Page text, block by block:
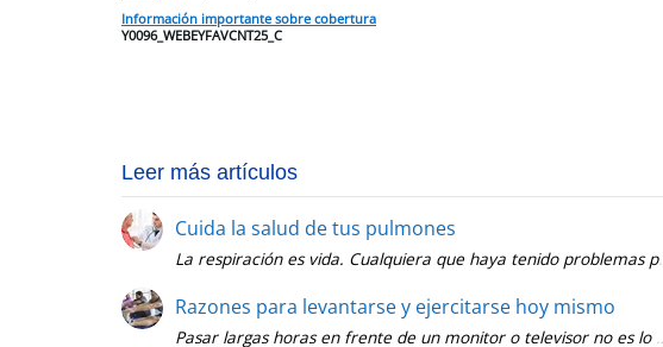
Información importante sobre cobertura
Y0096_WEBEYFAVCNT25_C
Leer más artículos
Cuida la salud de tus pulmones
La respiración es vida. Cualquiera que haya tenido problemas
Razones para levantarse y ejercitarse hoy mismo
Pasar largas horas en frente de un monitor o televisor no es lo